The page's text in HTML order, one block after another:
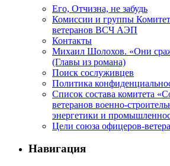
Его, Отчизна, не забудь
Комиссии и группы
ветеранов ВСЧ АЭП
Контакты
Михаил Шолохов. «Они
(Главы из романа)
Поиск сослуживцев
Политика
Список состава комитета
ветеранов военно-
энергетики и
Цели союза офицеров-
Навигация